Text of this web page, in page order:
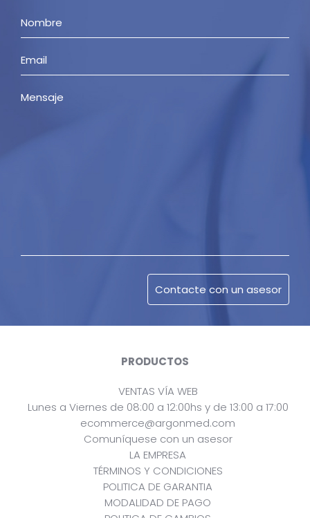
PRODUCTOS
VENTAS VÍA WEB
Lunes a Viernes de 08:00 a 12:00hs y de 13:00 a 17:00
ecommerce@argonmed.com
Comuníquese con un asesor
LA EMPRESA
TÉRMINOS Y CONDICIONES
POLITICA DE GARANTIA
MODALIDAD DE PAGO